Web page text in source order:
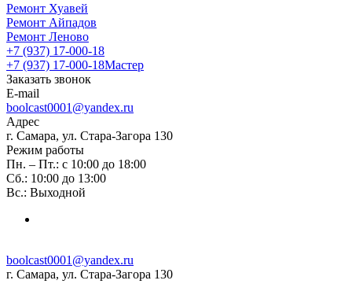
Ремонт Хуавей
Ремонт Айпадов
Ремонт Леново
+7 (937) 17-000-18
+7 (937) 17-000-18Мастер
Заказать звонок
E-mail
boolcast0001@yandex.ru
Адрес
г. Самара, ул. Стара-Загора 130
Режим работы
Пн. – Пт.: с 10:00 до 18:00
Сб.: 10:00 до 13:00
Вс.: Выходной
boolcast0001@yandex.ru
г. Самара, ул. Стара-Загора 130